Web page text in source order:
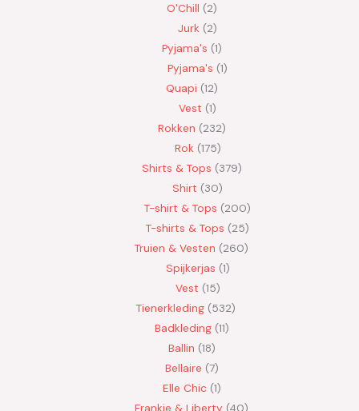
O'Chill 2
Jurk
2
Pyjama's 1
Pyjama's 1
Quapi 12
Vest 1
Rokken 232
Rok 175
Shirts & Tops 379
Shirt
30
T-shirt & Tops
200
T-shirts & Tops
25
Truien & Vesten
260
Spijkerjas 1
Vest 15
Tienerkleding 532
Badkleding 11
Ballin 18
Bellaire 7
Elle Chic 1
Frankie & Liberty 40